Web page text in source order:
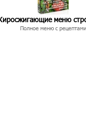
меню
Полное меню с рецептами